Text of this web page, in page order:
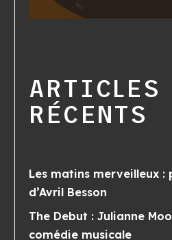
ARTICLES
RÉCENTS
Les matins merveilleux
d’Avril Besson
The Debut : Julianne
comédie musicale